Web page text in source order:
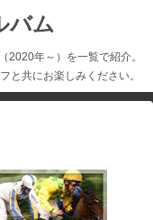
バム
2020年～）を一覧で紹介。
と共にお楽しみください。